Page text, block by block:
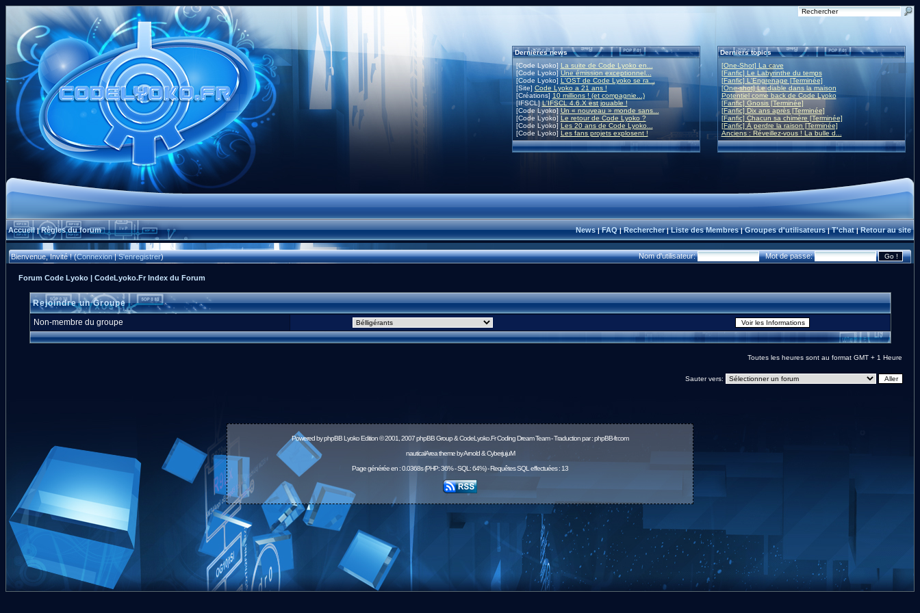
Dernières news
[Code Lyoko] La suite de Code Lyoko en...
[Code Lyoko]Une émission exceptionnel...
[Code Lyoko] L'OST de Code Lyoko se ra...
[Site] Code Lyoko a 21 ans !
[Créations] 10 millions ! (et compagnie...)
[IFSCL]L'IFSCL 4.6.X est jouable !
[Code Lyoko] Un « nouveau » monde sans...
[Code Lyoko] Le retour de Code Lyoko ?
[Code Lyoko] Les 20 ans de Code Lyoko...
[Code Lyoko] Les fans projets explosent !
Derniers topics
[One-Shot] La cave
[Fanfic] Le Labyrinthe du temps
[Fanfic] L'Engrenage [Terminée]
[One-shot] Le diable dans la maison
Potentiel come back de Code Lyoko
[Fanfic] Gnosis [Terminée]
[Fanfic] Dix ans après [Terminée]
[Fanfic] Chacun sa chimère [Terminée]
[Fanfic] À perdre la raison [Terminée]
Anciens : Réveillez-vous ! La bulle d...
Accueil|Règles du forum News|FAQ|Rechercher|Liste des Membres|Groupes d'utilisateurs|T'chat|Retour au site
Bienvenue, Invité ! (Connexion|S'enregistrer) Nom d'utilisateur: Mot de passe:
Forum Code Lyoko | CodeLyoko.Fr Index du Forum
Rejoindre un Groupe
Non-membre du groupe
Toutes les heures sont au format GMT + 1 Heure
Sauter vers:
Powered byphpBBLyoko Edition © 2001, 2007 phpBB Group & CodeLyoko.Fr Coding Dream Team - Traduction par :phpBB-fr.com
nauticalArea theme by Arnold & CyberjujuM
Page générée en : 0.0368s (PHP: 36% - SQL: 64%) - Requêtes SQL effectuées : 13